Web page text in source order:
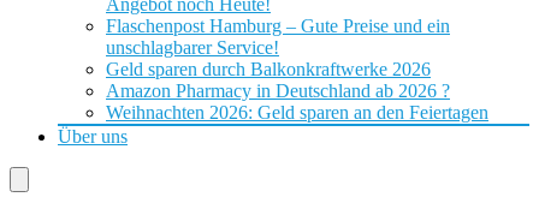
Angebot noch Heute!
Flaschenpost Hamburg – Gute Preise und ein
unschlagbarer Service!
Geld sparen durch Balkonkraftwerke 2026
Amazon Pharmacy in Deutschland ab 2026 ?
Weihnachten 2026: Geld sparen an den Feiertagen
Über uns